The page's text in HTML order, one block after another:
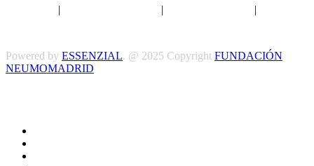
| | |
Powered by ESSENZIAL. @ 2025 Copyright FUNDACIÓN
NEUMOMADRID